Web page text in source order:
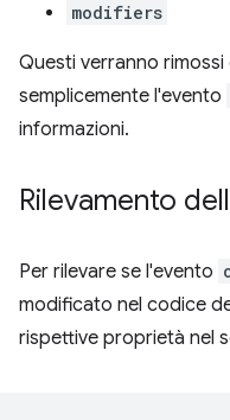
modifiers
Questi verranno
semplicemente l'evento
informazioni.
Rilevamento
Per rilevare se l'evento
modificato nel codice
rispettive proprietà nel